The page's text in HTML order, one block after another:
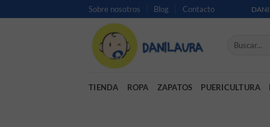
Sobre nosotros Blog Contacto
Buscar por:
TIENDA ROPA ZAPATOS PUERICULTURA